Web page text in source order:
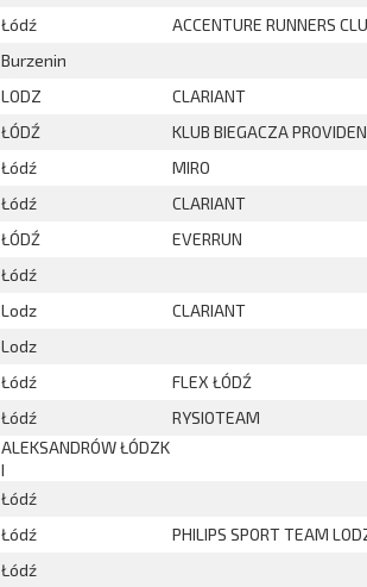
Łódź ACCENTURE RUNNERS
Burzenin
LODZ CLARIANT
ŁÓDŹ KLUB BIEGACZA
Łódź MIRO
Łódź CLARIANT
ŁÓDŹ EVERRUN
Łódź
Lodz CLARIANT
Lodz
Łódź FLEX ŁÓDŹ
Łódź RYSIOTEAM
ALEKSANDRÓW ŁÓDZK
I
Łódź
Łódź PHILIPS SPORT TEAM
Łódź